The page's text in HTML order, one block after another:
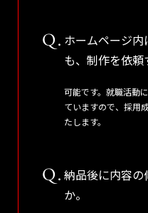
ホームページ
も、制作を依頼
可能です。就職活動
ていますので、採用
たします。
納品後に内容の
か。